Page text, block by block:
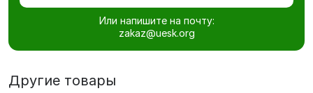
Или напишите на почту:
zakaz@uesk.org
Другие товары